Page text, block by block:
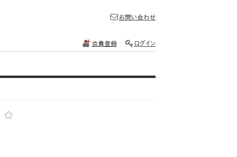
お問い合わせ
会員登録 ログイン